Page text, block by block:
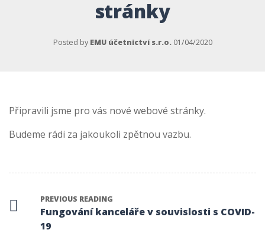
stránky
Posted by EMU účetnictví s.r.o. 01/04/2020
Připravili jsme pro vás nové webové stránky.
Budeme rádi za jakoukoli zpětnou vazbu.
PREVIOUS READING
Fungování kanceláře v souvislosti s COVID-
19